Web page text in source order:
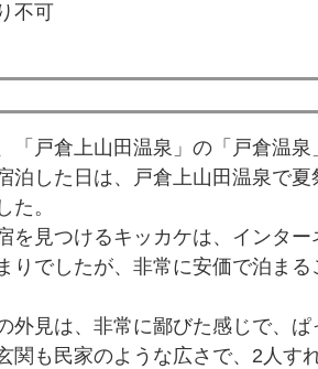
不可
「戸倉上山田温泉」の「戸倉温
泊した日は、戸倉上山田温泉で
た。
を見つけるキッカケは、インター
りでしたが、非常に安価で泊まる
外見は、非常に鄙びた感じで、ぱ
関も民家のような広さで、2人す